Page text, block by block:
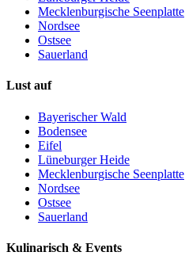
Mecklenburgische Seenplatte
Nordsee
Ostsee
Sauerland
Lust auf
Bayerischer Wald
Bodensee
Eifel
Lüneburger Heide
Mecklenburgische Seenplatte
Nordsee
Ostsee
Sauerland
Kulinarisch & Events